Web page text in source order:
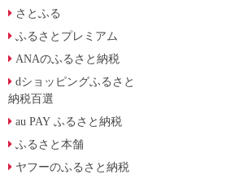
さとふる
ふるさとプレミアム
ANAのふるさと納税
dショッピングふるさと
納税百選
au PAY ふるさと納税
ふるさと本舗
ヤフーのふるさと納税